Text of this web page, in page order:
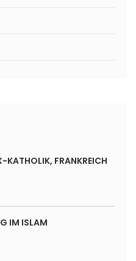
KATHOLIK, FRANKREICH
IM ISLAM